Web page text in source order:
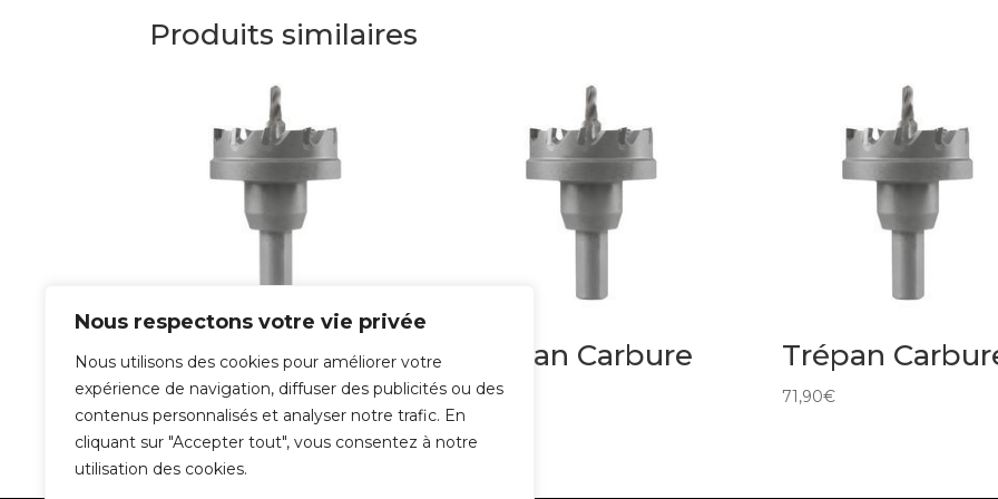
Nous respectons votre vie privée
Nous utilisons des cookies pour améliorer votre
expérience de navigation, diffuser des publicités ou des
contenus personnalisés et analyser notre trafic. En
cliquant sur "Accepter tout", vous consentez à notre
utilisation des cookies.
Produits similaires
Trépan Carbure
51,90 €
Trépan Carbure
77,80
Trépan
71,90€